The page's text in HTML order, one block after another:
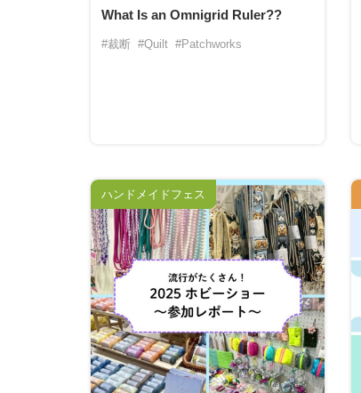
What Is an Omnigrid Ruler??
#裁断 #Quilt #Patchworks
ハンドメイドフェス